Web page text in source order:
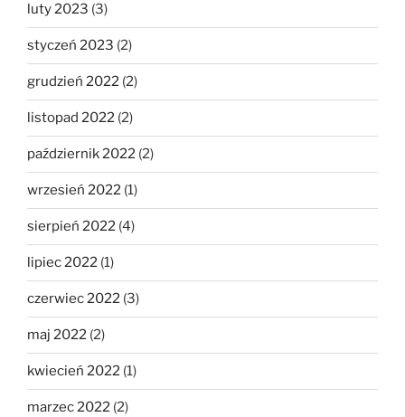
luty 2023 (3)
styczeń 2023 (2)
grudzień 2022 (2)
listopad 2022 (2)
październik 2022 (2)
wrzesień 2022 (1)
sierpień 2022 (4)
lipiec 2022 (1)
czerwiec 2022 (3)
maj 2022 (2)
kwiecień 2022 (1)
marzec 2022 (2)